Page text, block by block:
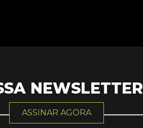
NEWSLETTER
ASSINAR AGORA